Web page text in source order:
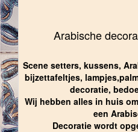
Arabische
Scene setters, kussens,
bijzettafeltjes,
decoratie,
Wij hebben alles in huis
een
Decoratie wordt